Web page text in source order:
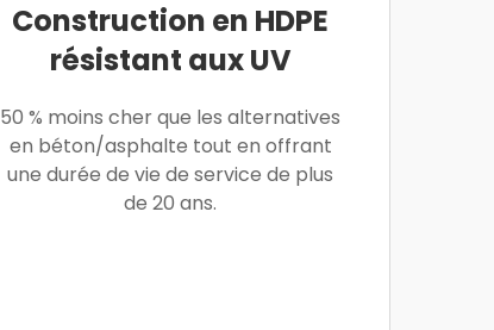
Construction en HDPE
résistant aux UV
50 % moins cher que les alternatives
en béton/asphalte tout en offrant
une durée de vie de service de plus
de 20 ans.